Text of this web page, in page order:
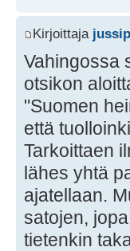
Kirjoittaja
Vahingossa
otsikon
"Suomen
että
Tarkoittaen
lähes yhtä
ajatellaan.
satojen,
tietenkin